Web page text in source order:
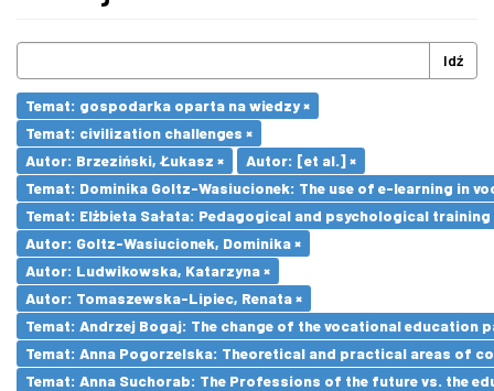
Idź
Temat: gospodarka oparta na wiedzy ×
Temat: civilization challenges ×
Autor: Brzeziński, Łukasz ×
Autor: [et al.] ×
Temat: Dominika Goltz-Wasiucionek: The use of e-learning in
Temat: Elżbieta Sałata: Pedagogical and psychological
Autor: Goltz-Wasiucionek, Dominika ×
Autor: Ludwikowska, Katarzyna ×
Autor: Tomaszewska-Lipiec, Renata ×
Temat: Andrzej Bogaj: The change of the vocational education
Temat: Anna Pogorzelska: Theoretical and practical areas of
Temat: Anna Suchorab: The Professions of the future vs. the